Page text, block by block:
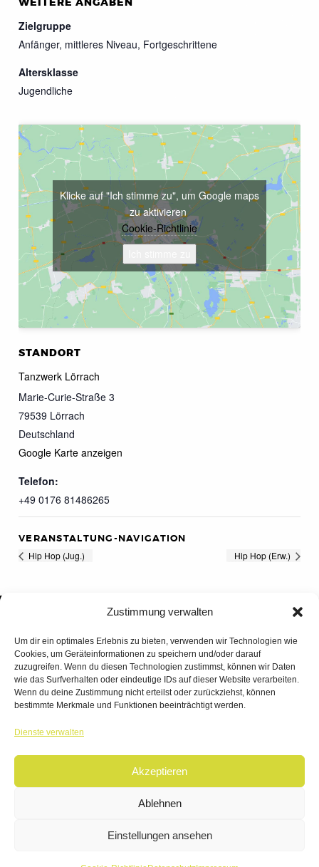
Zustimmung verwalten
Um dir ein optimales Erlebnis zu bieten, verwenden wir Technologien wie
Cookies, um Geräteinformationen zu speichern und/oder darauf
zuzugreifen. Wenn du diesen Technologien zustimmst, können wir Daten
wie das Surfverhalten oder eindeutige IDs auf dieser Website verarbeiten.
Wenn du deine Zustimmung nicht erteilst oder zurückziehst, können
bestimmte Merkmale und Funktionen beeinträchtigt werden.
Dienste verwalten
Akzeptieren
Ablehnen
Einstellungen ansehen
Zielgruppe
Anfänger, mittleres Niveau, Fortgeschrittene
Altersklasse
Jugendliche
STANDORT
Tanzwerk Lörrach
Marie-Curie-Straße 3
79539 Lörrach
Deutschland
Google Karte anzeigen
Telefon:
+49 0176 81486265
Klicke auf "Ich stimme zu", um Google maps
zu aktivieren
Cookie-Richtlinie
VERANSTALTUNG-NAVIGATION
Hip Hop (Jug.) Hip Hop (Erw.)
© 2026 | TANZWERK
DATENSCHUTZ